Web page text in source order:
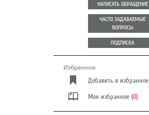
НАПИСАТЬ ОБРАЩЕНИЕ
ЧАСТО ЗАДАВАЕМЫЕ
ВОПРОСЫ
ПОДПИСКА
Избранное
Добавить в избранное
Мое избранное (0)